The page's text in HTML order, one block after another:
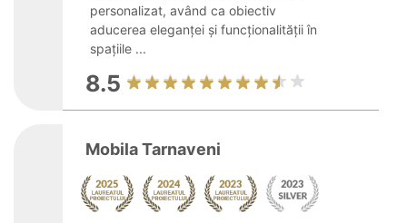
personalizat, având ca obiectiv
aducerea eleganței și funcționalității în
spațiile ...
8.5
Mobila Tarnaveni